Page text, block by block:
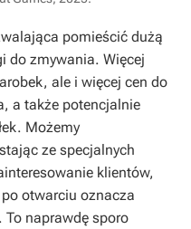
pomieścić dużą
do zmywania. Więcej
ale i więcej cen do
a także potencjalnie
Możemy
ze specjalnych
klientów,
otwarciu oznacza
To naprawdę sporo